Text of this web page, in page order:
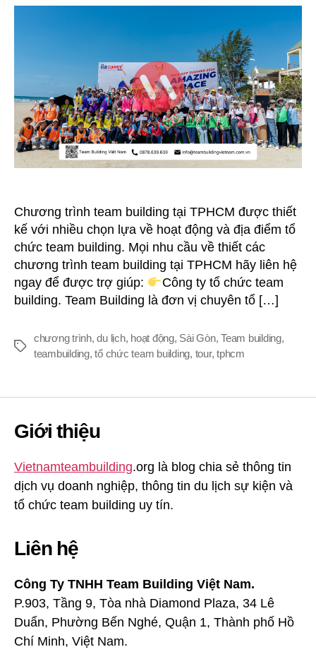
Team
Tại
TPHCM
Chương trình team building tại TPHCM được thiết
kế với nhiều chọn lựa về hoạt động và địa điểm tổ
chức team building. Mọi nhu cầu về thiết các
chương trình team building tại TPHCM hãy liên hệ
ngay để được trợ giúp:
Công ty tổ chức team
building. Team Building là đơn vị chuyên tổ […]
Thẻ
chương trình,du lịch, hoạt động, Sài Gòn,Team building,
teambuilding,tổ chức team building, tour,tphcm
Giới thiệu
Vietnamteambuilding.org là blog chia sẻ thông tin
dịch vụ doanh nghiệp, thông tin du lịch sự kiện và
tổ chức team building uy tín.
Liên hệ
Công Ty TNHH Team Building Việt Nam.
P.903, Tầng 9, Tòa nhà Diamond Plaza, 34 Lê
Duẩn, Phường Bến Nghé, Quận 1, Thành phố Hồ
Chí Minh, Việt Nam.